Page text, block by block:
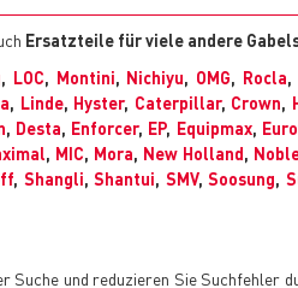
Ersatzteile für viele andere
, LOC, Montini, Nichiyu, OMG, Rocla,
, Linde, Hyster, Caterpillar, Crown,
, Desta, Enforcer, EP, Equipmax,
, MIC, Mora, New Holland,
, Shangli,Shantui, SMV,Soosung,
Suche und reduzieren Sie Suchfehler